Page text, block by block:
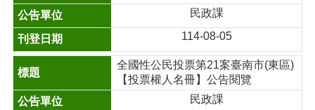
民政課
114-08-05
全國性公民投票第21案臺南市(東區)
【投票權人名冊】公告閱覽
民政課